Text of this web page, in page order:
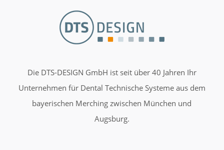
Die DTS-DESIGN GmbH ist seit über 40 Jahren Ihr
Unternehmen für Dental Technische Systeme aus dem
bayerischen Merching zwischen München und
Augsburg.